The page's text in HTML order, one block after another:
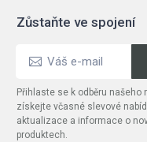
Zůstaňte ve spojení
Přihlaste se k odběru našeho
získejte včasné slevové
aktualizace a informace o
produktech.